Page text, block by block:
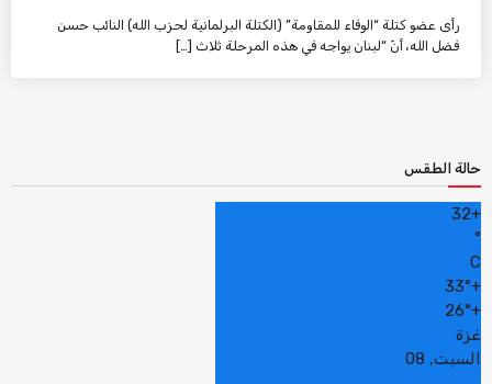
رأى عضو كتلة “الوفاء للمقاومة” (الكتلة البرلمانية لحزب الله) النائب حسن
فضل الله، أنّ “لبنان يواجه في هذه المرحلة ثلاث […]
حالة الطقس
+
32
°
C
+
33°
+
26°
غزة
السبت, 08